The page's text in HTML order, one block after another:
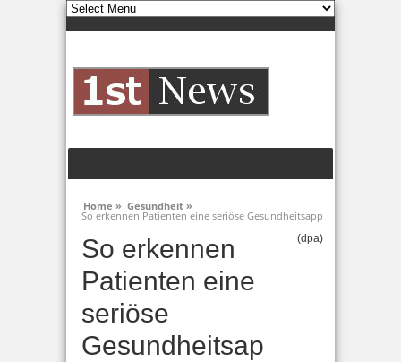
Home » Gesundheit »
So erkennen Patienten eine seriöse Gesundheitsapp
So erkennen
Patienten eine
seriöse
Gesundheitsap
(dpa)